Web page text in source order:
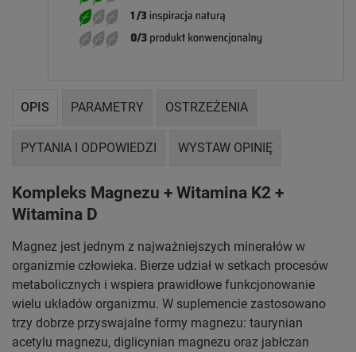
OPIS PARAMETRY OSTRZEŻENIA
PYTANIA I ODPOWIEDZI WYSTAW OPINIĘ
Kompleks Magnezu + Witamina K2 +
Witamina D
Magnez jest jednym z najważniejszych minerałów w
organizmie człowieka. Bierze udział w setkach procesów
metabolicznych i wspiera prawidłowe funkcjonowanie
wielu układów organizmu. W suplemencie zastosowano
trzy dobrze przyswajalne formy magnezu: taurynian
acetylu magnezu, diglicynian magnezu oraz jabłczan